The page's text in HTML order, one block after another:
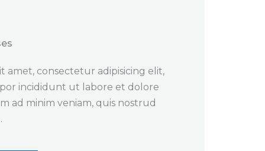
amet, consectetur adipisicing elit,
incididunt ut labore et dolore
ad minim veniam, quis nostrud